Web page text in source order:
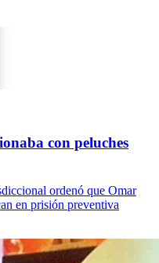
con peluches
ordenó que Omar
en prisión preventiva